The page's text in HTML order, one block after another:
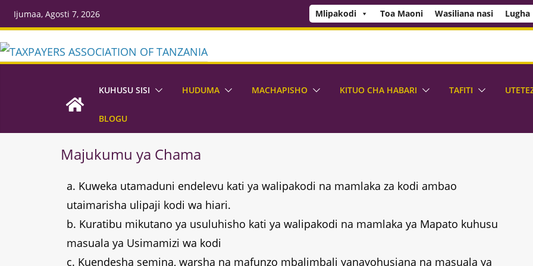
Ijumaa, Agosti 7, 2026 Mlipakodi Toa Maoni Wasiliana nasi Lugha
KUHUSU SISI HUDUMA MACHAPISHO KITUO CHA HABARI TAFITI
BLOGU
Majukumu ya Chama
a. Kuweka utamaduni endelevu kati ya walipakodi na mamlaka za kodi ambao
utaimarisha ulipaji kodi wa hiari.
b. Kuratibu mikutano ya usuluhisho kati ya walipakodi na mamlaka ya Mapato kuhusu
masuala ya Usimamizi wa kodi
c. Kuendesha semina, warsha na mafunzo mbalimbali yanayohusiana na masuala ya